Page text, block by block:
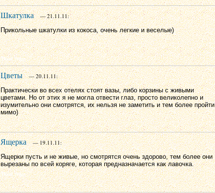
Шкатулка
— 21.11.11:
Прикольные шкатулки из кокоса, очень легкие и веселые)
Цветы
— 20.11.11:
Практически во всех отелях стоят вазы, либо корзины с живыми
цветами. Но от этих я не могла отвести глаз, просто великолепно и
изумительно они смотрятся, их нельзя не заметить и тем более пройти
мимо)
Ящерка
— 19.11.11:
Ящерки пусть и не живые, но смотрятся очень здорово, тем более они
вырезаны по всей коряге, которая предназначается как лавочка.